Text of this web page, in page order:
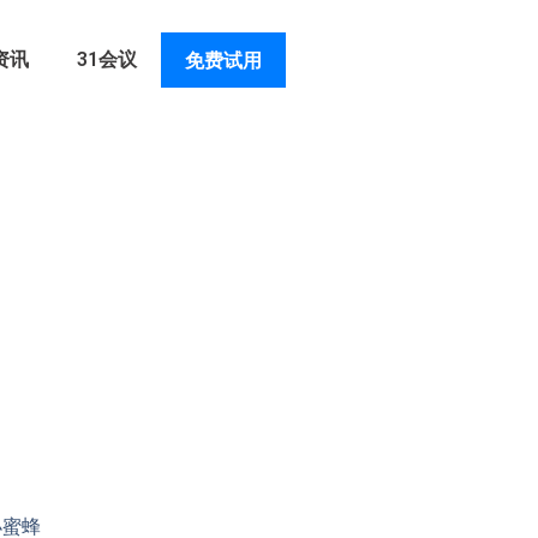
讯 31会议 免费试用
蜂